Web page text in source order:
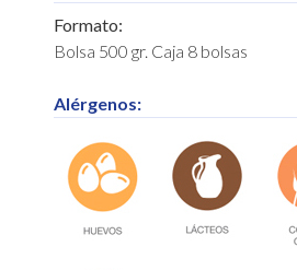
Formato:
Bolsa 500 gr. Caja 8 bolsas
Alérgenos: